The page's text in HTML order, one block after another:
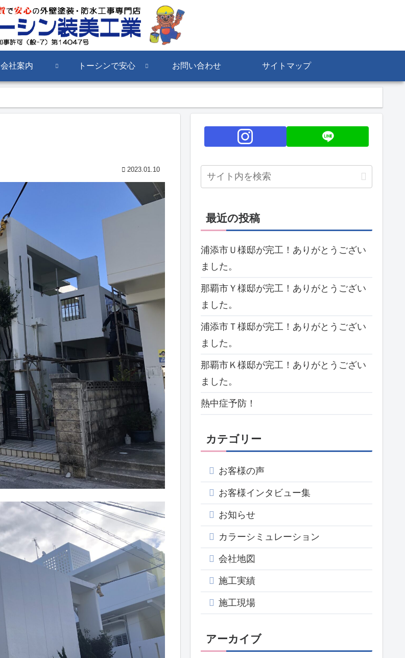
会社案内 トーシンで安心 お問い合わせ サイトマップ
2023.01.10
最近の投稿
浦添市Ｕ様邸が完工！ありがとうござい
ました。
那覇市Ｙ様邸が完工！ありがとうござい
ました。
浦添市Ｔ様邸が完工！ありがとうござい
ました。
那覇市Ｋ様邸が完工！ありがとうござい
ました。
熱中症予防！
カテゴリー
お客様の声
お客様インタビュー集
お知らせ
カラーシミュレーション
会社地図
施工実績
施工現場
アーカイブ